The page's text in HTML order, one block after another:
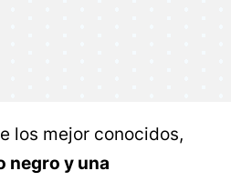
los mejor conocidos,
negro y una